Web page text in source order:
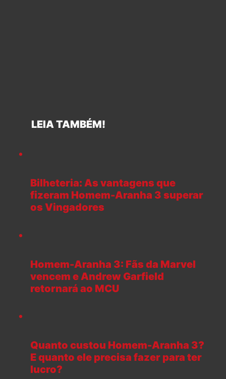
LEIA TAMBÉM!
Bilheteria: As vantagens que
fizeram Homem-Aranha 3 superar
os Vingadores
Homem-Aranha 3: Fãs da Marvel
vencem e Andrew Garfield
retornará ao MCU
Quanto custou Homem-Aranha 3?
E quanto ele precisa fazer para ter
lucro?